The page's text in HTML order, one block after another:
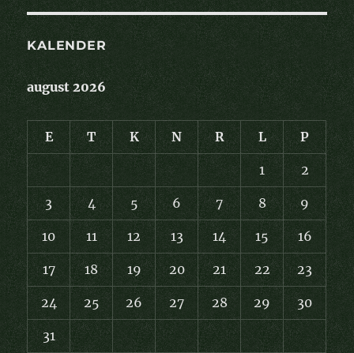
KALENDER
august 2026
E T K N R L P
1 2
3 4 5 6 7 8 9
10 11 12 13 14 15 16
17 18 19 20 21 22 23
24 25 26 27 28 29 30
31